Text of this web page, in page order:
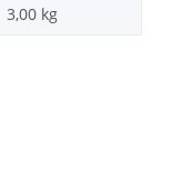
3,00 kg